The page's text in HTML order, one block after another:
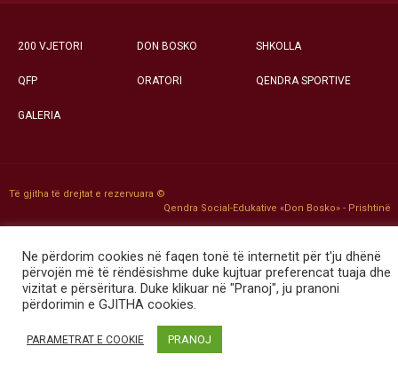
200 VJETORI DON BOSKO SHKOLLA
QFP ORATORI QENDRA SPORTIVE
GALERIA
Të gjitha të drejtat e rezervuara ©
Qendra Social-Edukative «Don Bosko» - Prishtinë
Ne përdorim cookies në faqen tonë të internetit për t'ju dhënë
përvojën më të rëndësishme duke kujtuar preferencat tuaja dhe
vizitat e përsëritura. Duke klikuar në "Pranoj", ju pranoni
përdorimin e GJITHA cookies.
PARAMETRAT E COOKIE PRANOJ